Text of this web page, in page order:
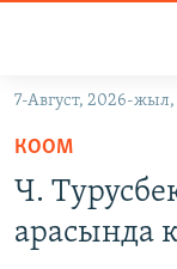
Навигацияга
өтүңүз
Издөөгө
салыңыз
КЫРГЫЗСТАН
КЫРГЫЗСТАН
ДҮЙНӨ
УКРАИНА
7-Август, 2026-
КООМ
Ч.
арасында